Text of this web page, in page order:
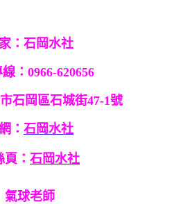
：石岡水社
：0966-620656
石岡區石城街47-1號
： 石岡水社
： 石岡水社
氣球老師